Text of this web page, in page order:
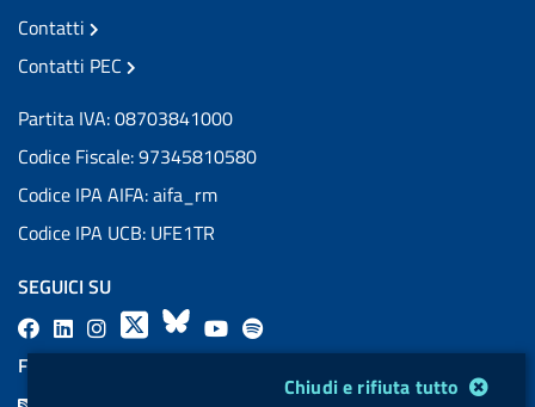
Chiudi e rifiuta tutto
Contatti
Contatti PEC
Partita IVA: 08703841000
Codice Fiscale: 97345810580
Codice IPA AIFA: aifa_rm
Codice IPA UCB: UFE1TR
SEGUICI SU
F
a
L
i
a
X
B
l
Y
o
l
a
FEED RSS